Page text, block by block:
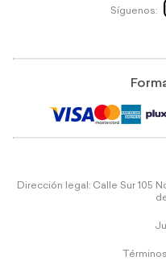
Síguenos:
Dirección legal: Calle Sur 105